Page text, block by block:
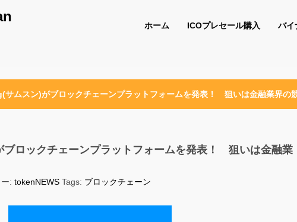
ホーム ICOプレセール購入 バイ
サムスン)がブロックチェーンプラットフォームを発表！ 狙いは金融業界の
ロックチェーンプラットフォームを発表！ 狙いは金融業
: tokenNEWS Tags: ブロックチェーン